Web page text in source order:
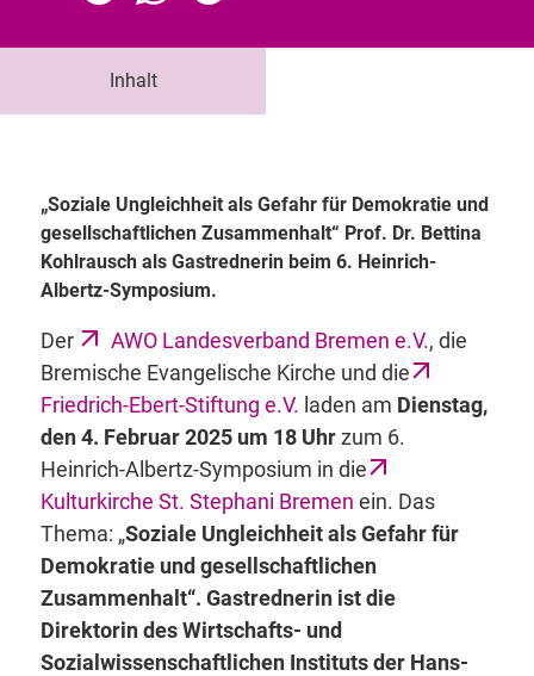
Inhalt
„Soziale Ungleichheit als Gefahr für Demokratie und
gesellschaftlichen Zusammenhalt“ Prof. Dr. Bettina
Kohlrausch als Gastrednerin beim 6. Heinrich-
Albertz-Symposium.
Der AWO Landesverband Bremen e.V., die
Bremische Evangelische Kirche und die
Friedrich-Ebert-Stiftung e.V. laden am Dienstag,
den 4. Februar 2025 um 18 Uhrzum 6.
Heinrich-Albertz-Symposium in die
Kulturkirche St. Stephani Bremen ein. Das
Thema: „Soziale Ungleichheit als Gefahr für
Demokratie und gesellschaftlichen
Zusammenhalt“. Gastrednerin ist die
Direktorin des Wirtschafts- und
Sozialwissenschaftlichen Instituts der Hans-